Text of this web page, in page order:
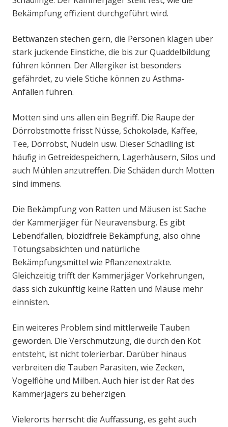
Bekämpfung effizient durchgeführt wird.
Bettwanzen stechen gern, die Personen klagen über
stark juckende Einstiche, die bis zur Quaddelbildung
führen können. Der Allergiker ist besonders
gefährdet, zu viele Stiche können zu Asthma-
Anfällen führen.
Motten sind uns allen ein Begriff. Die Raupe der
Dörrobstmotte frisst Nüsse, Schokolade, Kaffee,
Tee, Dörrobst, Nudeln usw. Dieser Schädling ist
häufig in Getreidespeichern, Lagerhäusern, Silos und
auch Mühlen anzutreffen. Die Schäden durch Motten
sind immens.
Die Bekämpfung von Ratten und Mäusen ist Sache
der Kammerjäger für Neuravensburg. Es gibt
Lebendfallen, biozidfreie Bekämpfung, also ohne
Tötungsabsichten und natürliche
Bekämpfungsmittel wie Pflanzenextrakte.
Gleichzeitig trifft der Kammerjäger Vorkehrungen,
dass sich zukünftig keine Ratten und Mäuse mehr
einnisten.
Ein weiteres Problem sind mittlerweile Tauben
geworden. Die Verschmutzung, die durch den Kot
entsteht, ist nicht tolerierbar. Darüber hinaus
verbreiten die Tauben Parasiten, wie Zecken,
Vogelflöhe und Milben. Auch hier ist der Rat des
Kammerjägers zu beherzigen.
Vielerorts herrscht die Auffassung, es geht auch